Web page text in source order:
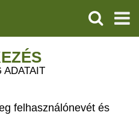
KERESÉS
ADATAIT
felhasználónevét és